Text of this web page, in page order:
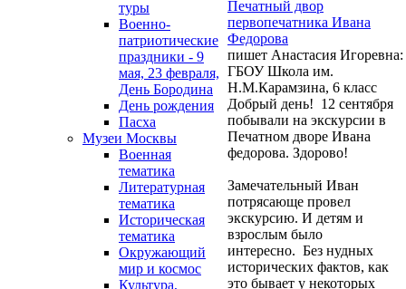
туры
Военно-
патриотические
праздники - 9
мая, 23 февраля,
День Бородина
День рождения
Пасха
Музеи Москвы
Военная
тематика
Литературная
тематика
Историческая
тематика
Окружающий
мир и космос
Культура,
Печатный двор
первопечатника Ивана
Федорова
пишет Анастасия Игоревна:
ГБОУ Школа им.
Н.М.Карамзина, 6 класс
Добрый день! 12 сентября
побывали на экскурсии в
Печатном дворе Ивана
федорова. Здорово!
Замечательный Иван
потрясающе провел
экскурсию. И детям и
взрослым было
интересно. Без нудных
исторических фактов, как
это бывает у некоторых